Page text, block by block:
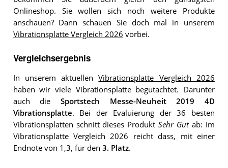
Onlineshop. Sie wollen sich noch weitere Produkte
anschauen? Dann schauen Sie doch mal in unserem
Vibrationsplatte Vergleich 2026 vorbei.
Vergleichsergebnis
In unserem aktuellenVibrationsplatte Vergleich 2026
haben wir viele Vibrationsplatte begutachtet. Darunter
auch die Sportstech Messe-Neuheit 2019 4D
Vibrationsplatte. Bei der Evaluierung der 36 besten
Vibrationsplatten schnitt dieses ProduktSehr Gutab: Im
Vibrationsplatte Vergleich 2026 reicht dass, mit einer
Endnote von 1,3, für den 3. Platz.